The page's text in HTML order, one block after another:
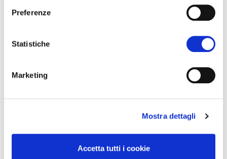
Preferenze
Statistiche
Marketing
Mostra dettagli
Accetta tutti i cookie
altoatesina. Allo stesso tempo, guardiamo
diventato chiaro, soprattutto dopo la
un'importante piattaforma di business per il
corso dell'anno con numerosi eventi nel